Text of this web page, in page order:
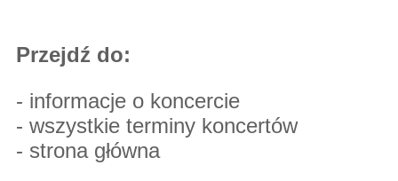
Przejdź do:
- informacje o koncercie
- wszystkie terminy koncertów
- strona główna